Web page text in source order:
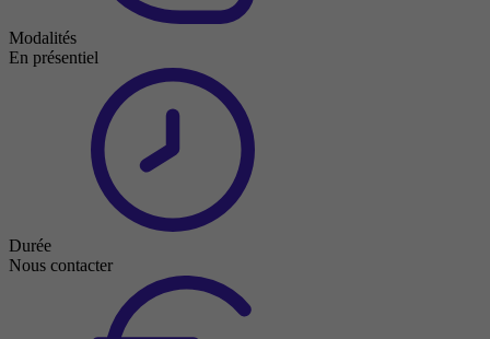
Modalités
En présentiel
Durée
Nous contacter